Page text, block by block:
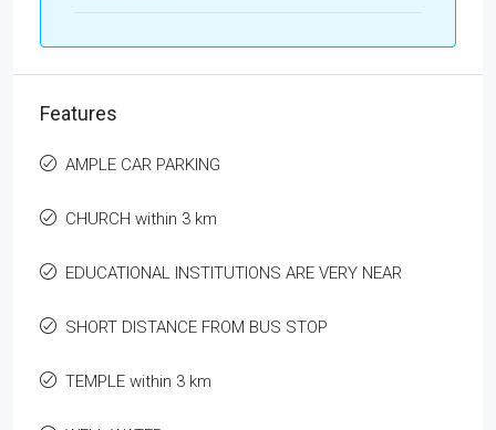
Features
AMPLE CAR PARKING
CHURCH within 3 km
EDUCATIONAL INSTITUTIONS ARE VERY NEAR
SHORT DISTANCE FROM BUS STOP
TEMPLE within 3 km